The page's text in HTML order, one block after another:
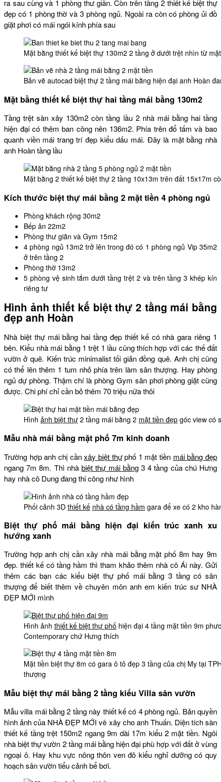
ra sau cùng và 1 phòng thư giãn. Còn trên tầng 2 thiết kế biệt thự
đẹp có 1 phòng thờ và 3 phòng ngủ. Ngoài ra còn có phòng ủi đồ
giặt phơi có mái ngói kính phía sau
Mặt bằng thiết kế biệt thự 130m2 2 tầng ở dưới trệt nhìn từ
Bản vẽ autocad biệt thự 2 tầng mái bằng hiện đại anh Hoàn
Mặt bằng thiết kế biệt thự hai tầng mái bằng 130m2
Tầng trệt sàn xây 130m2 còn tầng lầu 2 nhà mái bằng hai tầng
hiện đại có thêm ban công nên 136m2. Phía trên đổ tấm và bao
quanh viền mái trang trí đẹp kiểu dấu mái. Đây là mặt bằng nhà
anh Hoàn tầng lầu
Mặt bằng 2 thiết kế biệt thự 2 tầng 10x13m trên đất 15x17m
Kích thước biệt thự mái bằng 2 mặt tiền 4 phòng ngủ
Phòng khách rộng 30m2
Bếp ăn 22m2
Phòng thư giãn và Gym 15m2
4 phòng ngủ 13m2 trở lên trong đó có 1 phòng ngủ Vip 35m2
ở trên tầng 2
Phòng thờ 13m2
5 phòng vệ sinh tắm dưới tầng trệt 2 và trên tầng 3 khép kín
riêng tư
Hình ảnh thiết kế biệt thự 2 tầng mái bằng
đẹp anh Hoàn
Nhà biệt thự mái bằng hai tầng đẹp thiết kế có nhà gara riêng 1
bên. Kiểu nhà mái bằng 1 trệt 1 lầu cũng thích hợp với các thế đất
vườn ở quê. Kiến trúc minimalist tối giản đồng quê. Anh chị cũng
có thể lên thêm 1 tum nhỏ phía trên làm sân thượng. Hay phòng
ngủ dự phòng. Thậm chí là phòng Gym sân phơi phòng giặt cũng
được. Chi phí chỉ cần bỏ thêm 70 triệu nữa thôi
Hình ảnh biệt thự 2 tầng mái bằng 2 mặt tiền đẹp góc view có
Mẫu nhà mái bằng mặt phố 7m kinh doanh
Trường hợp anh chị cầnxây biệt thựphố 1 mặt tiền mái bằng đẹp
ngang 7m 8m. Thì nhàbiệt thự mái bằng3 4 tầng của chú Hưng
hay nhà cô Dung đang thi công như hình
Phối cảnh 3D thiết kế nhà có tầng hầm gara để xe có 2 kho
Biệt thự phố mái bằng hiện đại kiến trúc xanh xu
hướng xanh
Trường hợp anh chị cần xây nhà mái bằng mặt phố 8m hay 9m
đẹp. thiết kế có tầng hầm thì tham khảo thêm nhà cô Ái này. Gửi
thêm các bạn các kiểu biệt thự phố mái bằng 3 tầng có sân
thượng để biết thêm về chuyên môn anh em kiến trúc sư NHÀ
ĐẸP MỚI mình
Hình ảnh thiết kế biệt thự phố hiện đại 4 tầng mặt tiền 9m
Contemporary chứ Hưng thích
Mặt tiền biệt thự 8m có gara ô tô đẹp 3 tầng của chị My tại
thượng
Mẫu biệt thự mái bằng 2 tầng kiểu Villa sân vườn
Mẫu villa mái bằng 2 tầng này thiết kế có 4 phòng ngủ. Bản quyền
hình ảnh của NHÀ ĐẸP MỚI vẽ xây cho anh Thuấn. Diện tích sàn
thiết kế tầng trệt 150m2 ngang 9m dài 17m kiểu 2 mặt tiền. Ngôi
nhà biệt thự vườn 2 tầng mái bằng hiện đại phù hợp với đất ở vùng
ngoại ô. Hay khu vực nông thôn ven đô kiểu nghỉ dưỡng có quy
hoạch sân vườn tiểu cảnh bể bơi.